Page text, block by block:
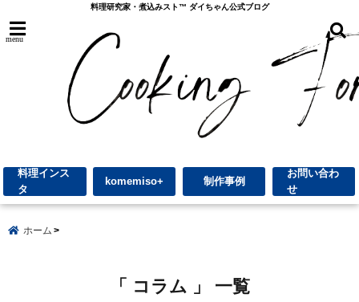
料理研究家・煮込みスト™︎ ダイちゃん公式ブログ
menu
料理インス
タ
komemiso+ 制作事例
お問い合わ
せ
ホーム
「 コラム 」 一覧